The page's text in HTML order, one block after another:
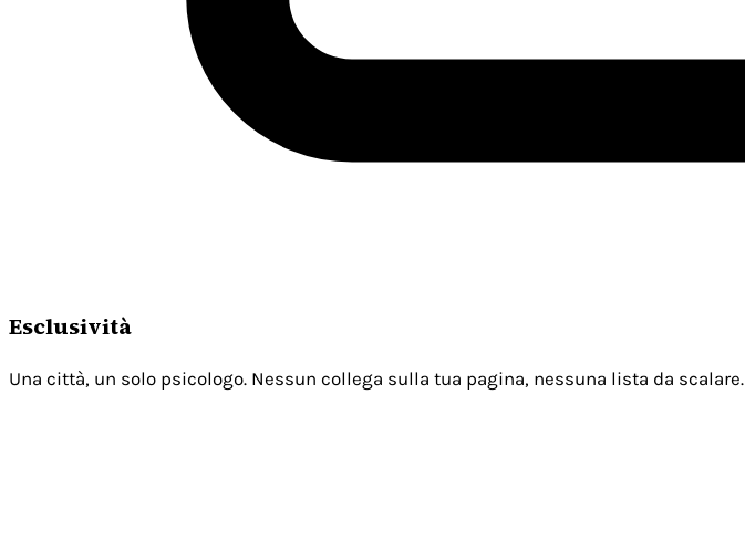
Esclusività
Una città, un solo psicologo. Nessun collega sulla tua pagina, nessuna lista da scalare.